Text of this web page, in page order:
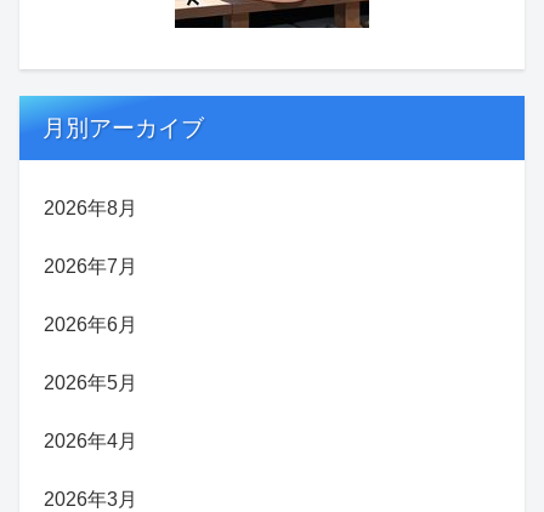
月別アーカイブ
2026年8月
2026年7月
2026年6月
2026年5月
2026年4月
2026年3月